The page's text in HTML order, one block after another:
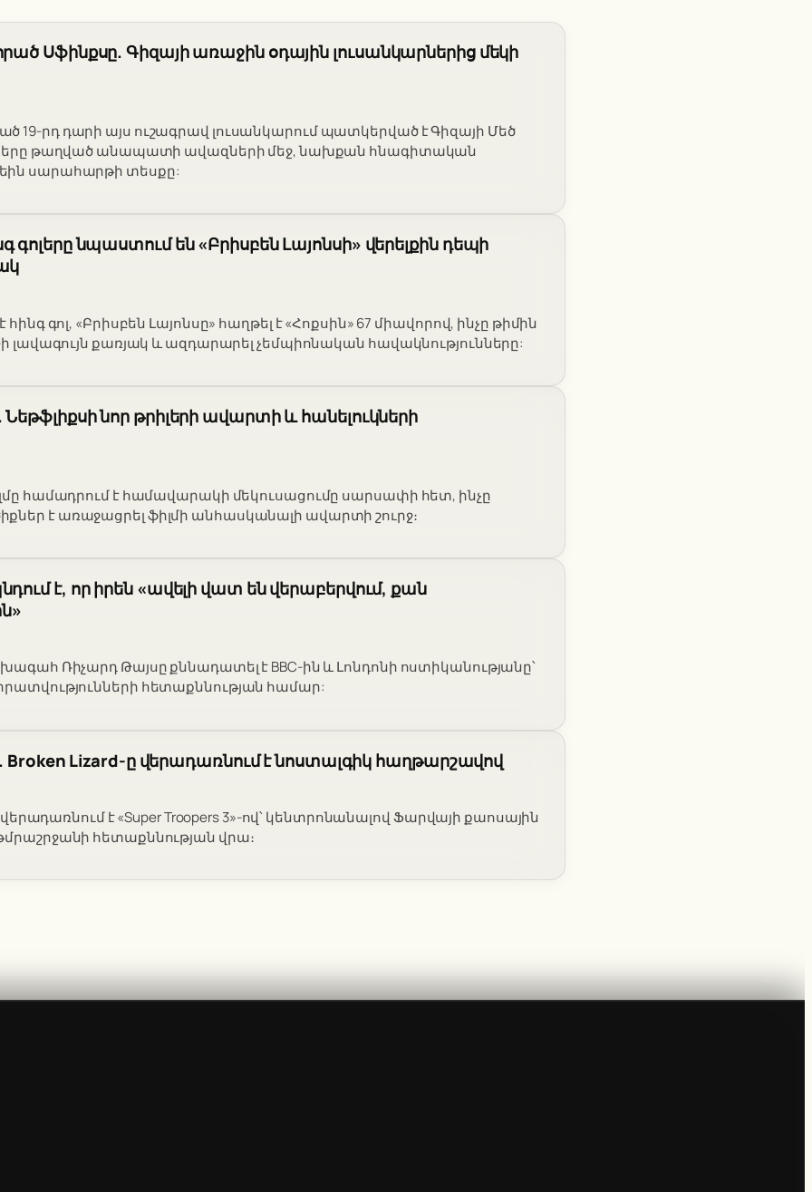
Սֆինքսը. Գիզայի առաջին օդային լուսանկարներից մեկի
19-րդ դարի այս ուշագրավ լուսանկարում պատկերված է Գիզայի Մեծ
թաղված անապատի ավազների մեջ, նախքան հնագիտական
սարահարթի տեսքը:
գոլերը նպաստում են «Բրիսբեն Լայոնսի» վերելքին դեպի
գոլ, «Բրիսբեն Լայոնսը» հաղթել է «Հոքսին» 67 միավորով, ինչը թիմին
ի լավագույն քառյակ և ազդարարել չեմպիոնական հավակնությունները:
նոր թրիլերի ավարտի և հանելուկների
համադրում է համավարակի մեկուսացումը սարսափի հետ, ինչը
է առաջացրել ֆիլմի անհասկանալի ավարտի շուրջ։
է, որ իրեն «ավելի վատ են վերաբերվում, քան
Ռիչարդ Թայսը քննադատել է BBC-ին և Լոնդոնի ոստիկանությանը՝
հետաքննության համար:
Broken Lizard-ը վերադառնում է նոստալգիկ հաղթարշավով
վերադառնում է «Super Troopers 3»-ով՝ կենտրոնանալով Ֆարվայի քաոսային
հետաքննության վրա։